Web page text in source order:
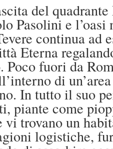
del
Pasolini e
continua ad
Eterna
Poco fuori da
di
In tutto il suo
piante come
vi trovano un
logistiche,